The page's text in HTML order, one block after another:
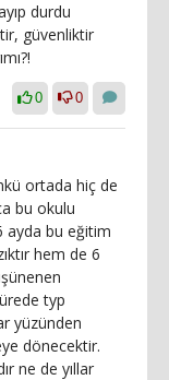
durdu
güvenliktir
0 0
ortada hiç de
bu okulu
ayda bu eğitim
hem de 6
typ
yüzünden
dönecektir.
ne de yıllar